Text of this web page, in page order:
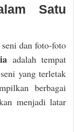
Satu
dan foto-foto
adalah tempat
yang terletak
berbagai
menjadi latar